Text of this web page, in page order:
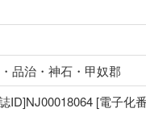
品治・神石・甲奴郡
ID]NJ00018064 [電子化